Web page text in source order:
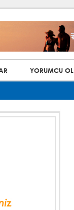
YORUMCU OL